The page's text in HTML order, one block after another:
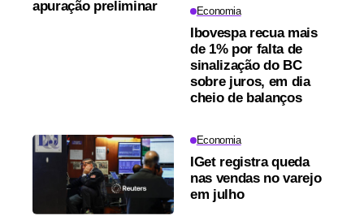
apuração preliminar Economia
Ibovespa recua mais
de 1% por falta de
sinalização do BC
sobre juros, em dia
cheio de balanços
Economia
IGet registra queda
nas vendas no varejo
em julho